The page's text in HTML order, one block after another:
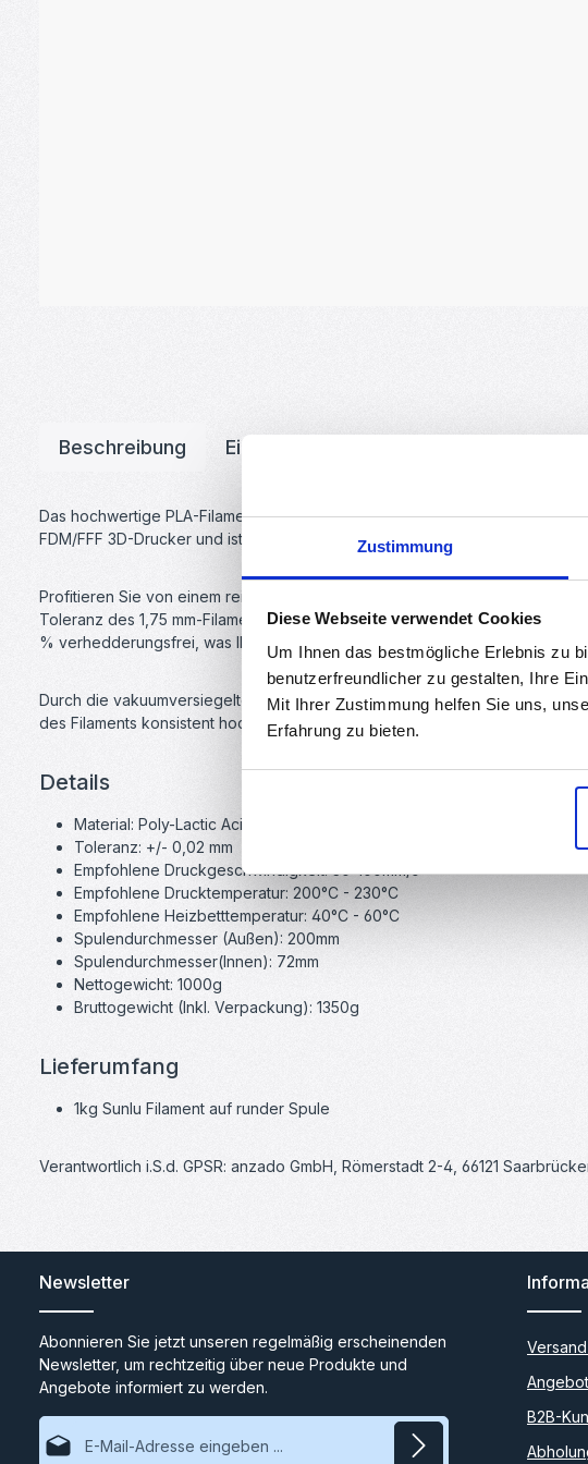
Zustimmung
Diese Webseite verwendet Cookies
Um Ihnen das bestmögliche Erlebnis zu
benutzerfreundlicher zu gestalten, Ihre
Mit Ihrer Zustimmung helfen Sie uns,
Erfahrung zu bieten.
Beschreibung Eigenschaften
Das hochwertige PLA-Filament von Sunlu zeichnet sich durch seine matte
FDM/FFF 3D-Drucker und ist kompatibel mit
Bambu Lab AMS
Profitieren Sie von einem reibungslosen Druckprozess mit hoher Reinheit,
Toleranz des 1,75 mm-Filaments lediglich ±0,02 mm, und Sie können sich
% verhedderungsfrei, was Ihnen ein stressfreies Druckerlebnis garantiert.
Durch die vakuumversiegelten Verpackungen bleibt das matte Sunlu-
des Filaments konsistent hoch ist, Rolle für Rolle.
Details
Material: Poly-Lactic Acid (PLA)
Toleranz: +/- 0,02 mm
Empfohlene Druckgeschwindigkeit: 30-100mm/s
Empfohlene Drucktemperatur: 200°C - 230°C
Empfohlene Heizbetttemperatur: 40°C - 60°C
Spulendurchmesser (Außen): 200mm
Spulendurchmesser(Innen): 72mm
Nettogewicht: 1000g
Bruttogewicht (Inkl. Verpackung): 1350g
Lieferumfang
1kg Sunlu Filament auf runder Spule
Verantwortlich i.S.d. GPSR: anzado GmbH, Römerstadt 2-4, 66121
Newsletter
Abonnieren Sie jetzt unseren regelmäßig erscheinenden
Newsletter, um rechtzeitig über neue Produkte und
Angebote informiert zu werden.
E-Mail-Adresse*
B2B-